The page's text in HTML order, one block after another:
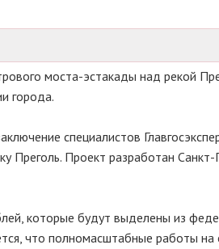
моста-эстакады над рекой
города.
специалистов
Преголь. Проект разработан
которые будут выделены из
что полномасштабные работы на